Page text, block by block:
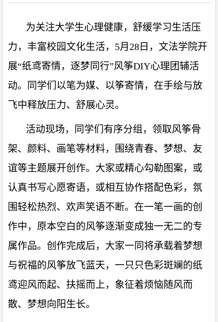
为关注大学生心理健康，舒缓学习生活压
力，丰富校园文化生活， 5月28 日， 文法学院开
展“纸鸢寄情，逐梦同行”风筝DIY心理团辅活
动。同学们以笔为媒、以筝寄情，在手绘与放
飞中释放压力、舒展心灵。
活动现场，同学们有序分组，领取风筝骨
架、颜料、画笔等材料，围绕青春、梦想、友
谊等主题展开创作。大家或精心勾勒图案，或
认真书写心愿寄语，或相互协作搭配色彩，氛
围轻松热烈、欢声笑语不断。在一笔一画的创
作中，原本空白的风筝逐渐变成独一无二的专
属作品。创作完成后， 大家一同将承载着梦想
与祝福的风筝放飞蓝天， 一只只色彩斑斓的纸
鸢迎风而起、扶摇而上，象征着烦恼随风而
散、梦想向阳生长。